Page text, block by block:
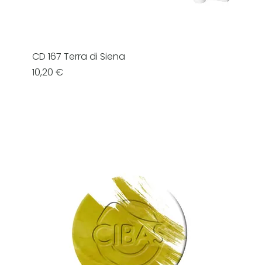
CD 167 Terra di Siena
Prezzo
10,20 €